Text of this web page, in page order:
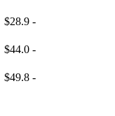
$28.9 -
$44.0 -
$49.8 -